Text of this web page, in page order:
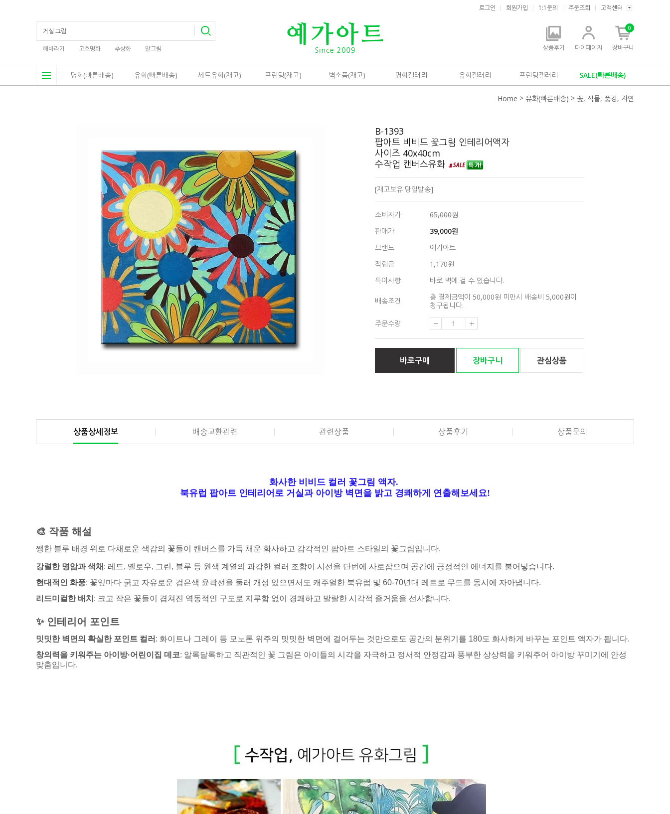
해바라기 고흐명화 추상화 말그림
로그인 회원가입 1:1문의 주문조회 고객센터
상품후기 마이페이지 장바구니
0
명화(빠른배송) 유화(빠른배송) 세트유화(재고) 프린팅(재고) 벽소품(재고) 명화갤러리 유화갤러리 프린팅갤러리 SALE(빠른배송)
Home > 유화(빠른배송) > 꽃, 식물, 풍경, 자연
B-1393
팝아트 비비드 꽃그림 인테리어액자
사이즈 40x40cm
수작업 캔버스유화
[재고보유 당일발송]
소비자가
65,000원
판매가
39,000원
브랜드
예가아트
적립금
1,170원
특이사항
바로 벽에 걸 수 있습니다.
배송조건
총 결제금액이 50,000원 미만시 배송비 5,000원이
청구됩니다.
주문수량
바로구매 장바구니 관심상품
상품상세정보 배송교환관련 관련상품 상품후기 상품문의
화사한 비비드 컬러 꽃그림 액자.
북유럽 팝아트 인테리어로 거실과 아이방 벽면을 밝고 경쾌하게 연출해보세요!
🎨 작품 해설
쨍한 블루 배경 위로 다채로운 색감의 꽃들이 캔버스를 가득 채운 화사하고 감각적인 팝아트 스타일의 꽃그림입니다.
강렬한 명암과 색채 : 레드, 옐로우, 그린, 블루 등 원색 계열의 과감한 컬러 조합이 시선을 단번에 사로잡으며 공간에 긍정적인 에너지를 불어넣습니다.
현대적인 화풍: 꽃잎마다 굵고 자유로운 검은색 윤곽선을 둘러 개성 있으면서도 캐주얼한 북유럽 및 60-70년대 레트로 무드를 동시에 자아냅니다.
리드미컬한 배치 : 크고 작은 꽃들이 겹쳐진 역동적인 구도로 지루함 없이 경쾌하고 발랄한 시각적 즐거움을 선사합니다.
✨ 인테리어 포인트
밋밋한 벽면의 확실한 포인트 컬러 : 화이트나 그레이 등 모노톤 위주의 밋밋한 벽면에 걸어두는 것만으로도 공간의 분위기를 180도 화사하게 바꾸는 포인트 액자가 됩니다.
창의력을 키워주는 아이방·어린이집 데코: 알록달록하고 직관적인 꽃 그림은 아이들의 시각을 자극하고 정서적 안정감과 풍부한 상상력을 키워주어 아이방 꾸미기에 안성
맞춤입니다.